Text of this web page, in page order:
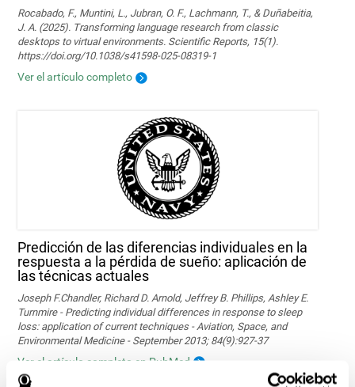
Rocabado, F., Muntini, L., Jubran, O. F., Lachmann, T., & Duñabeitia,
J. A. (2025). Transforming language research from classic
desktops to virtual environments. Scientific Reports, 15(1).
https://doi.org/10.1038/s41598-025-08319-1
Ver el artículo completo
Predicción de las diferencias individuales en la
respuesta a la pérdida de sueño: aplicación de
las técnicas actuales
Joseph F.Chandler, Richard D. Arnold, Jeffrey B. Phillips, Ashley E.
Turnmire - Predicting individual differences in response to sleep
loss: application of current techniques - Aviation, Space, and
Environmental Medicine - September 2013; 84(9):927-37
Ver el artículo completo en PubMed